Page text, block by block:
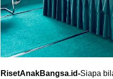
RisetAnakBangsa.id-Siapa